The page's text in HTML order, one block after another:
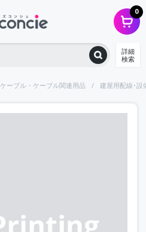
0
詳細
検索
ケーブル・ケーブル関連用品 建屋用配線･設